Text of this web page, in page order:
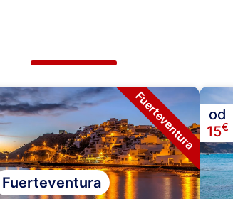
Fuerteventura
Fuerteventura
od
15€